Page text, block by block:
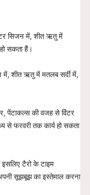
सिजन में, शीत ऋतु में
सकता हैं।
में, शीत ऋतु में मतलब सर्दी में,
पेंटाकल्स की वजह से विंटर
से फरवरी तक कार्य हो सकता
टैरो के टाइम
सूझबूझ का इस्तेमाल करना